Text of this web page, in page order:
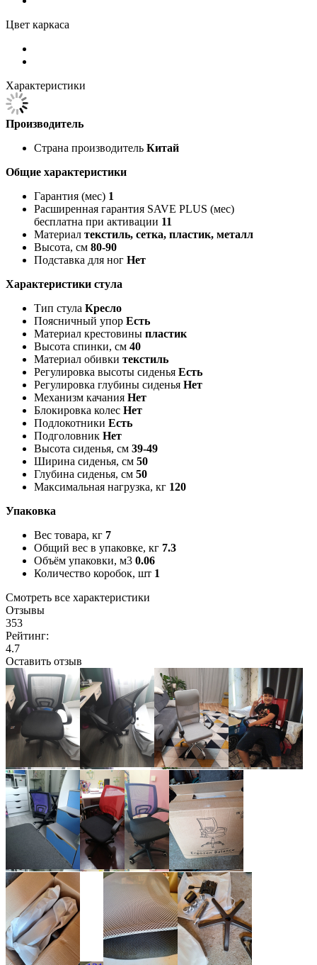
Цвет каркаса
Характеристики
Производитель
Страна производитель Китай
Общие характеристики
Гарантия (мес) 1
Расширенная гарантия SAVE PLUS (мес)
бесплатна при активации 11
Материал текстиль, сетка, пластик, металл
Высота, см 80-90
Подставка для ног Нет
Характеристики стула
Тип стула Кресло
Поясничный упор Есть
Материал крестовины пластик
Высота спинки, см 40
Материал обивки текстиль
Регулировка высоты сиденья Есть
Регулировка глубины сиденья Нет
Механизм качания Нет
Блокировка колес Нет
Подлокотники Есть
Подголовник Нет
Высота сиденья, см 39-49
Ширина сиденья, см 50
Глубина сиденья, см 50
Максимальная нагрузка, кг 120
Упаковка
Вес товара, кг 7
Общий вес в упаковке, кг 7.3
Объём упаковки, м3 0.06
Количество коробок, шт 1
Смотреть все характеристики
Отзывы
353
Рейтинг:
4.7
Оставить отзыв